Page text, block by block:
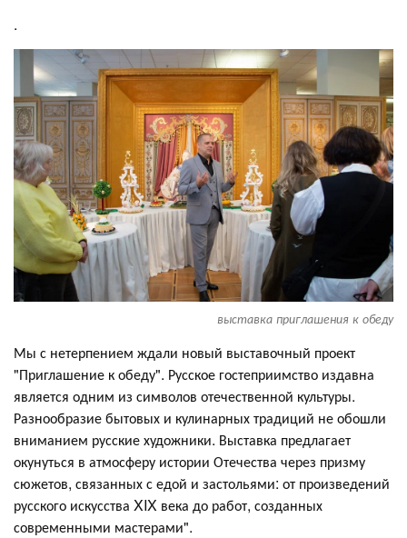
.
выставка приглашения к обеду
Мы с нетерпением ждали новый выставочный проект
"Приглашение к обеду". Русское гостеприимство издавна
является одним из символов отечественной культуры.
Разнообразие бытовых и кулинарных традиций не обошли
вниманием русские художники. Выставка предлагает
окунуться в атмосферу истории Отечества через призму
сюжетов, связанных с едой и застольями: от произведений
русского искусства XIX века до работ, созданных
современными мастерами".